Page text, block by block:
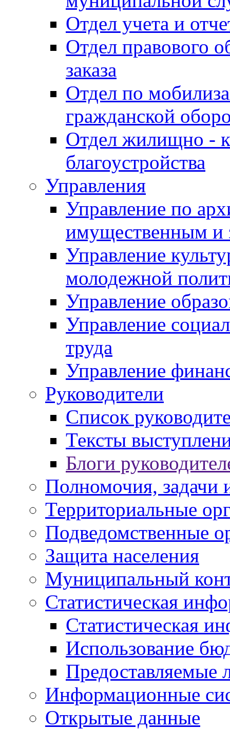
Отдел учета и
Отдел правового
заказа
Отдел по
гражданской
Отдел жилищно -
благоустройства
Управления
Управление по
имущественным и
Управление
молодежной
Управление
Управление
труда
Управление
Руководители
Список
Тексты
Блоги
Полномочия, задачи
Территориальные
Подведомственные
Защита населения
Муниципальный
Статистическая
Статистическая
Использование
Предоставляемые
Информационные
Открытые данные